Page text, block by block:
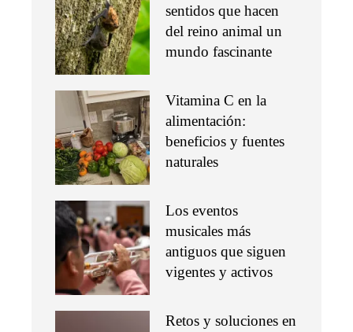
sentidos que hacen
del reino animal un
mundo fascinante
Vitamina C en la
alimentación:
beneficios y fuentes
naturales
Los eventos
musicales más
antiguos que siguen
vigentes y activos
Retos y soluciones en